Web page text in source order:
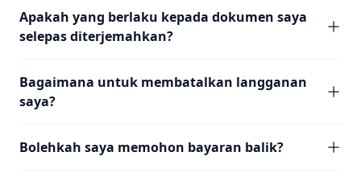
Apakah yang berlaku kepada dokumen saya
selepas diterjemahkan?
Bagaimana untuk membatalkan langganan
saya?
Bolehkah saya memohon bayaran balik?